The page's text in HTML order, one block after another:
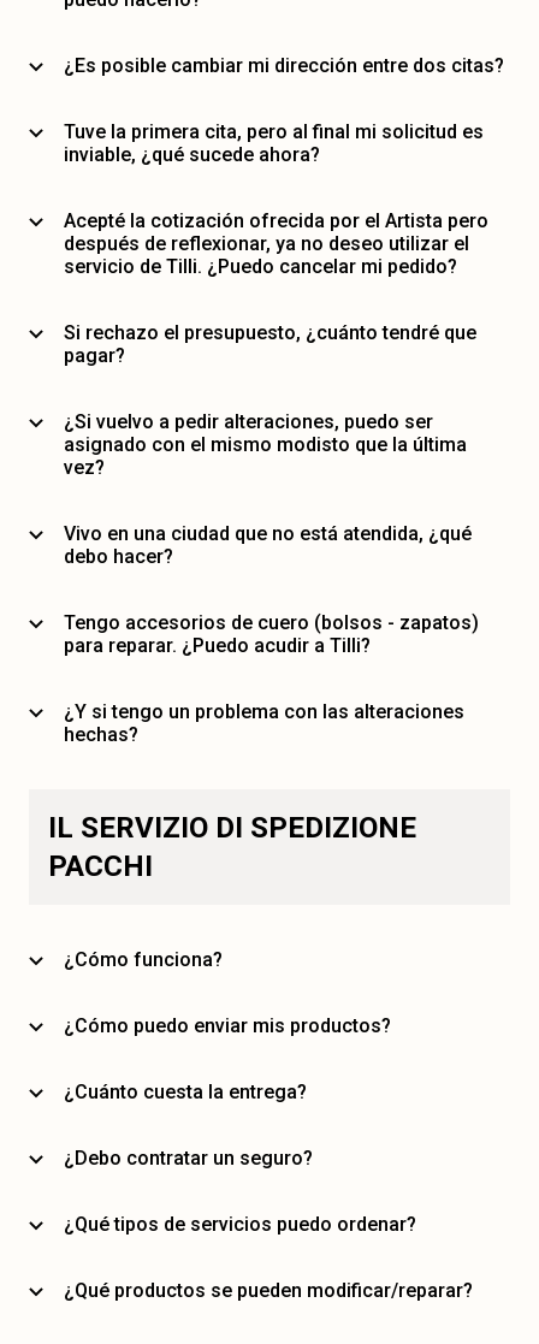
¿Es posible cambiar mi dirección entre dos citas?
Tuve la primera cita, pero al final mi solicitud es
inviable, ¿qué sucede ahora?
Acepté la cotización ofrecida por el Artista pero
después de reflexionar, ya no deseo utilizar el
servicio de Tilli. ¿Puedo cancelar mi pedido?
Si rechazo el presupuesto, ¿cuánto tendré que
pagar?
¿Si vuelvo a pedir alteraciones, puedo ser
asignado con el mismo modisto que la última
vez?
Vivo en una ciudad que no está atendida, ¿qué
debo hacer?
Tengo accesorios de cuero (bolsos - zapatos)
para reparar. ¿Puedo acudir a Tilli?
¿Y si tengo un problema con las alteraciones
hechas?
IL SERVIZIO DI SPEDIZIONE
PACCHI
¿Cómo funciona?
¿Cómo puedo enviar mis productos?
¿Cuánto cuesta la entrega?
¿Debo contratar un seguro?
¿Qué tipos de servicios puedo ordenar?
¿Qué productos se pueden modificar/reparar?